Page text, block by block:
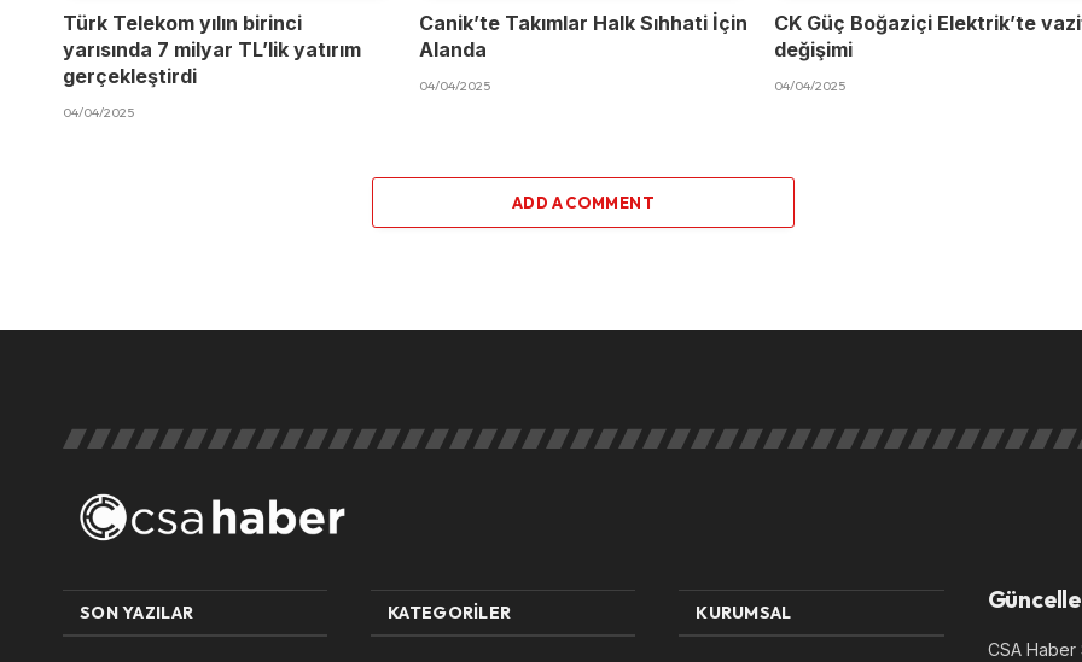
Türk Telekom yılın birinci
yarısında 7 milyar TL’lik yatırım
gerçekleştirdi
04/04/2025
Canik’te Takımlar Halk Sıhhati İçin
Alanda
04/04/2025
CK Güç Boğaziçi Elektrik’te
değişimi
04/04/2025
ADD A COMMENT
SON YAZILAR KATEGORILER KURUMSAL
CSA